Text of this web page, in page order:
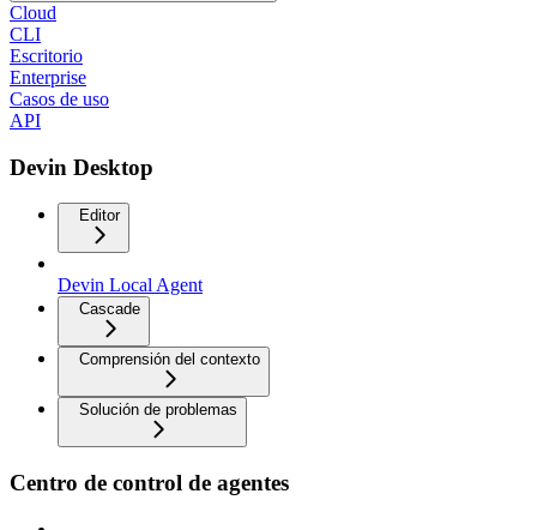
Cloud
CLI
Escritorio
Enterprise
Casos de uso
API
Devin Desktop
Editor
Devin Local Agent
Cascade
Comprensión del contexto
Solución de problemas
Centro de control de agentes